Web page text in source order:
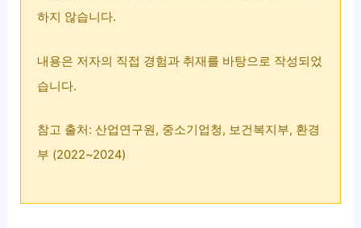
하지 않습니다.
내용은 저자의 직접 경험과 취재를 바탕으로 작성되었
습니다.
참고 출처: 산업연구원, 중소기업청, 보건복지부, 환경
부 (2022~2024)